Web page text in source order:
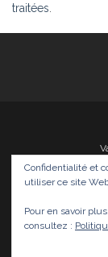
traitées
Photos
Confidentialité et
utiliser ce site
Pour en savoir
consultez :